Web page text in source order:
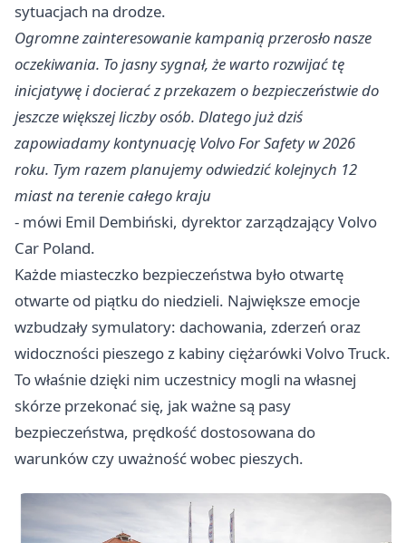
sytuacjach na drodze.
Ogromne zainteresowanie kampanią przerosło nasze
oczekiwania. To jasny sygnał, że warto rozwijać tę
inicjatywę i docierać z przekazem o bezpieczeństwie do
jeszcze większej liczby osób. Dlatego już dziś
zapowiadamy kontynuację Volvo For Safety w 2026
roku. Tym razem planujemy odwiedzić kolejnych 12
miast na terenie całego kraju
- mówi Emil Dembiński, dyrektor zarządzający Volvo
Car Poland.
Każde miasteczko bezpieczeństwa było otwartę
otwarte od piątku do niedzieli. Największe emocje
wzbudzały symulatory: dachowania, zderzeń oraz
widoczności pieszego z kabiny ciężarówki Volvo Truck.
To właśnie dzięki nim uczestnicy mogli na własnej
skórze przekonać się, jak ważne są pasy
bezpieczeństwa, prędkość dostosowana do
warunków czy uważność wobec pieszych.